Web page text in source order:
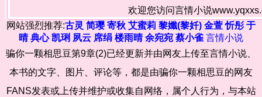
欢迎您访问言情小说
网站强烈推荐:古灵 简璎 寄秋 艾蜜莉 黎孅(黎奷) 金萱 忻彤 于
晴 典心 凯琍 夙云 席绢 楼雨晴 余宛宛 蔡小雀 言情小说
骗你一颗相思豆第9章(2)已经更新并由网友上传至言情小说、
本书的文字、图片、评论等，都是由骗你一颗相思豆的网友
FANS发表或上传并维护或收集自网络，属个人行为，与本站